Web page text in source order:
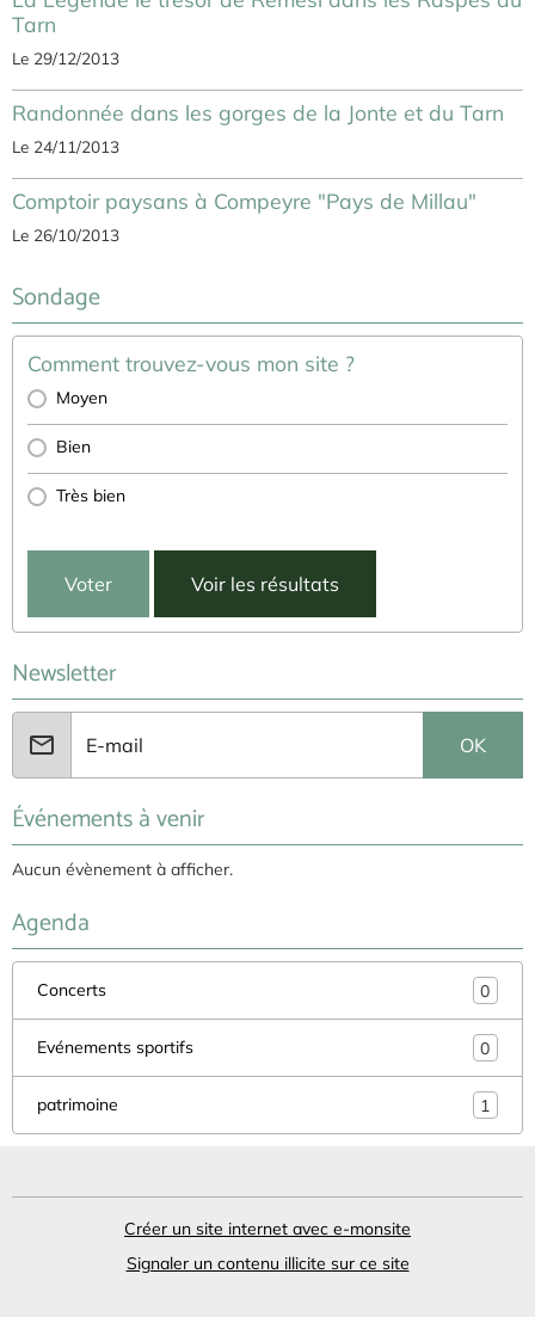
Tarn
Le 29/12/2013
Randonnée dans les gorges de la Jonte et du Tarn
Le 24/11/2013
Comptoir paysans à Compeyre "Pays de Millau"
Le 26/10/2013
Sondage
Comment trouvez-vous mon site ?
Moyen
Bien
Très bien
Voter Voir les résultats
Newsletter
OK
Événements à venir
Aucun évènement à afficher.
Agenda
Concerts 0
Evénements sportifs 0
patrimoine 1
Créer un site internet avec e-monsite
Signaler un contenu illicite sur ce site